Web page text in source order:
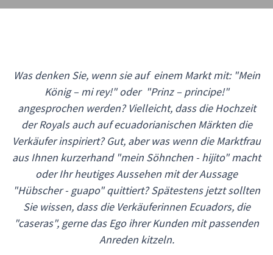
Was denken Sie, wenn sie auf einem Markt mit: "Mein
König – mi rey!" oder "Prinz – principe!"
angesprochen werden? Vielleicht, dass die Hochzeit
der Royals auch auf ecuadorianischen Märkten die
Verkäufer inspiriert? Gut, aber was wenn die Marktfrau
aus Ihnen kurzerhand "mein Söhnchen - hijito" macht
oder Ihr heutiges Aussehen mit der Aussage
"Hübscher - guapo" quittiert? Spätestens jetzt sollten
Sie wissen, dass die Verkäuferinnen Ecuadors, die
"caseras", gerne das Ego ihrer Kunden mit passenden
Anreden kitzeln.